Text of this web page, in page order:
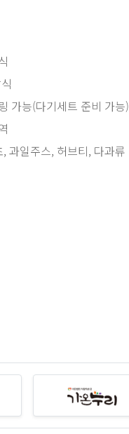
가능(다기세트 준비 가능)
과일주스, 허브티, 다과류